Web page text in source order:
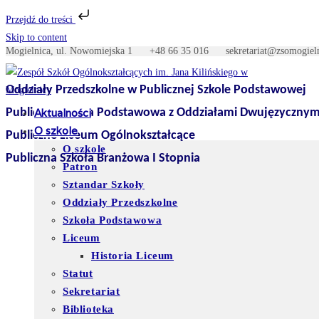
Przejdź do treści
Skip to content
Mogielnica, ul. Nowomiejska 1 +48 66 35 016
Oddziały Przedszkolne w Publicznej Szkole Podstawowej
Publiczna Szkoła Podstawowa z Oddziałami
Publiczne Liceum Ogólnokształcące
Publiczna Szkoła Branżowa I Stopnia
Aktualności
O szkole
O szkole
Patron
Sztandar Szkoły
Oddziały Przedszkolne
Szkoła Podstawowa
Liceum
Historia Liceum
Statut
Sekretariat
Biblioteka